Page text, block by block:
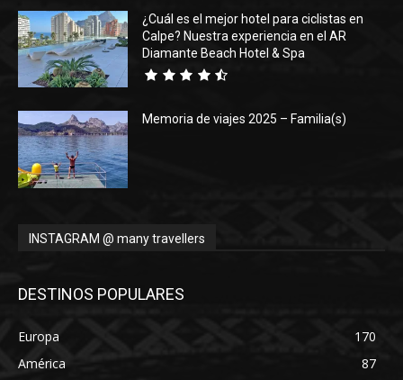
¿Cuál es el mejor hotel para ciclistas en
Calpe? Nuestra experiencia en el AR
Diamante Beach Hotel & Spa
Memoria de viajes 2025 – Familia(s)
INSTAGRAM @ many travellers
DESTINOS POPULARES
Europa
170
América
87